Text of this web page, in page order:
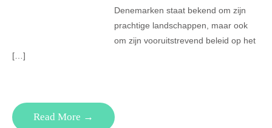
Denemarken staat bekend om zijn
prachtige landschappen, maar ook
om zijn vooruitstrevend beleid op het
[…]
Read More →